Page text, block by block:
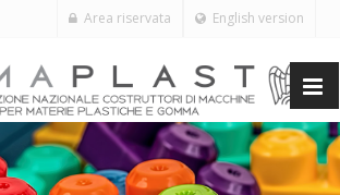
English version
Area riservata